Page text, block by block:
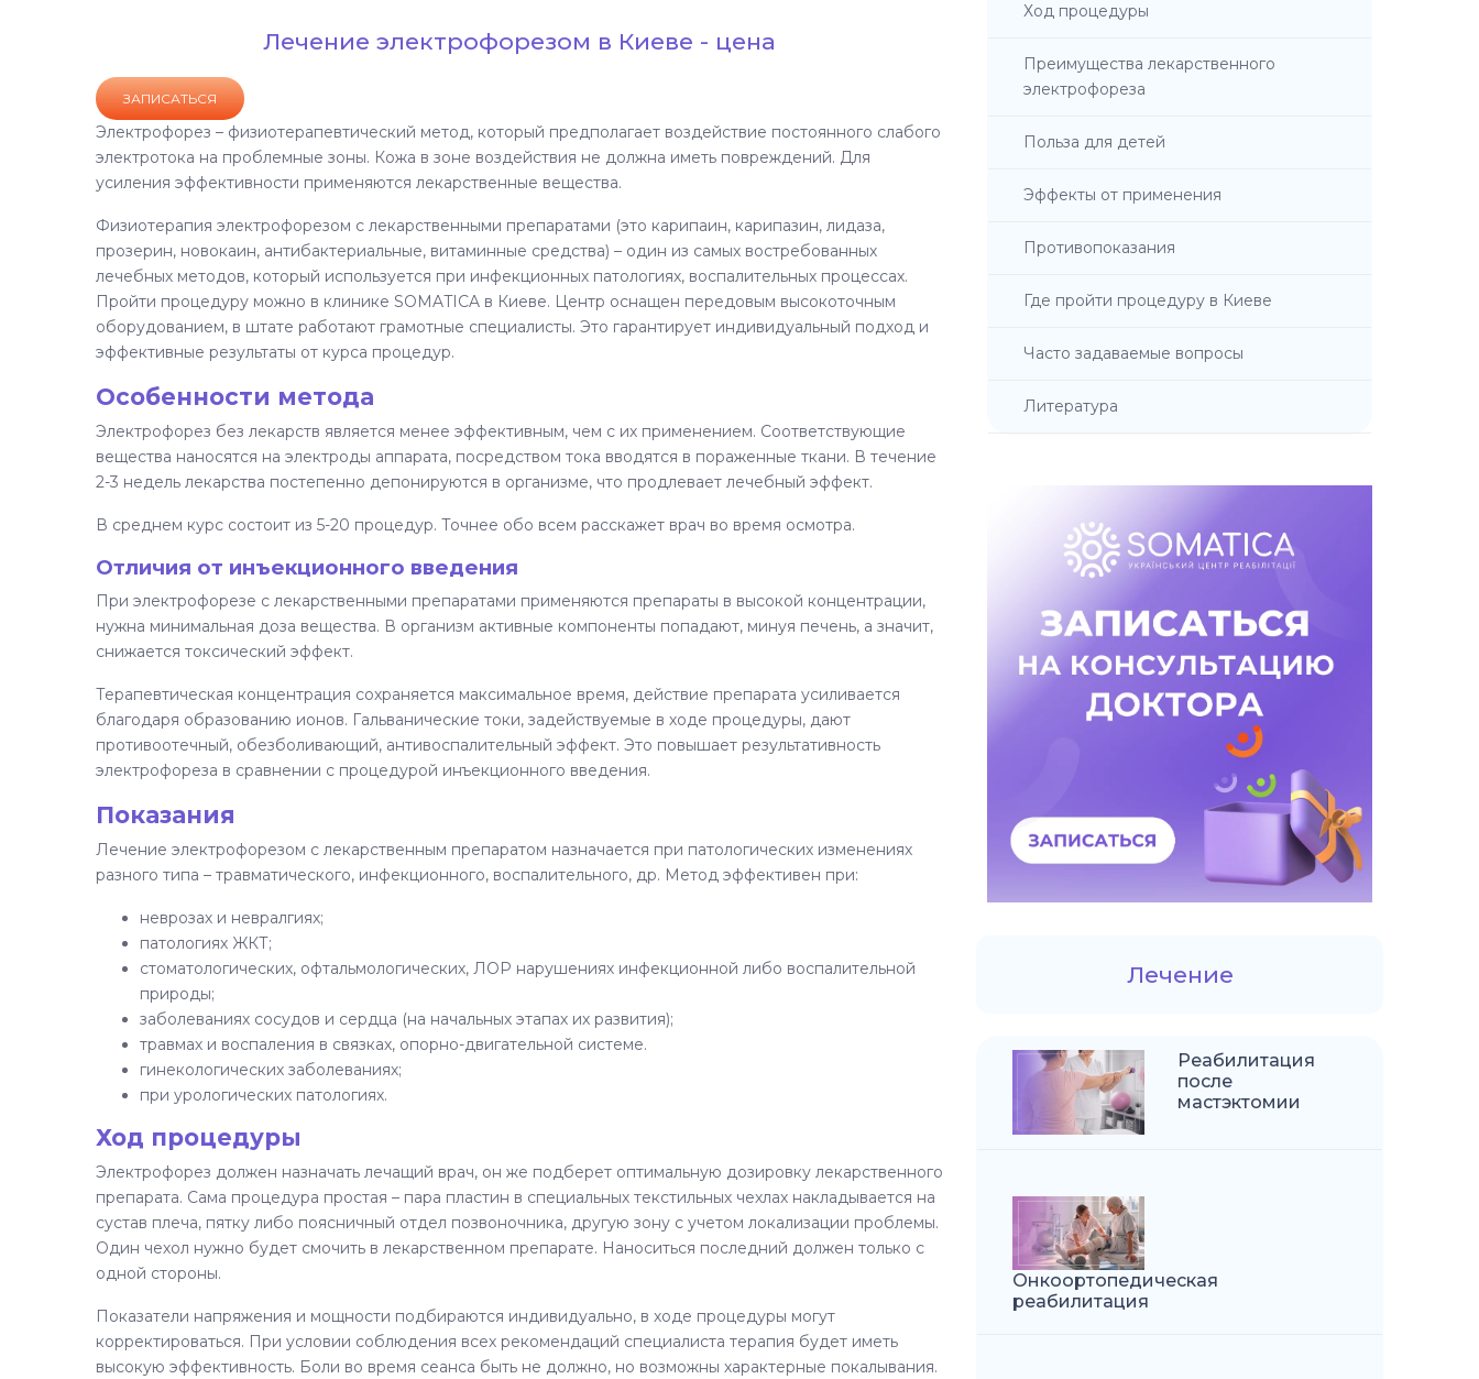
Лечение электрофорезом в Киеве - цена
ЗАПИСАТЬСЯ
Электрофорез – физиотерапевтический метод, который предполагает воздействие постоянного слабого
электротока на проблемные зоны. Кожа в зоне воздействия не должна иметь повреждений. Для
усиления эффективности применяются лекарственные вещества.
Физиотерапия электрофорезом с лекарственными препаратами (это карипаин, карипазин, лидаза,
прозерин, новокаин, антибактериальные, витаминные средства) – один из самых востребованных
лечебных методов, который используется при инфекционных патологиях, воспалительных процессах.
Пройти процедуру можно в клинике SOMATICA в Киеве. Центр оснащен передовым высокоточным
оборудованием, в штате работают грамотные специалисты. Это гарантирует индивидуальный подход и
эффективные результаты от курса процедур.
Особенности метода
Электрофорез без лекарств является менее эффективным, чем с их применением. Соответствующие
вещества наносятся на электроды аппарата, посредством тока вводятся в пораженные ткани. В течение
2-3 недель лекарства постепенно депонируются в организме, что продлевает лечебный эффект.
В среднем курс состоит из 5-20 процедур. Точнее обо всем расскажет врач во время осмотра.
Отличия от инъекционного введения
При электрофорезе с лекарственными препаратами применяются препараты в высокой концентрации,
нужна минимальная доза вещества. В организм активные компоненты попадают, минуя печень, а значит,
снижается токсический эффект.
Терапевтическая концентрация сохраняется максимальное время, действие препарата усиливается
благодаря образованию ионов. Гальванические токи, задействуемые в ходе процедуры, дают
противоотечный, обезболивающий, антивоспалительный эффект. Это повышает результативность
электрофореза в сравнении с процедурой инъекционного введения.
Показания
Лечение электрофорезом с лекарственным препаратом назначается при патологических изменениях
разного типа – травматического, инфекционного, воспалительного, др. Метод эффективен при:
неврозах и невралгиях;
патологиях ЖКТ;
стоматологических, офтальмологических, ЛОР нарушениях инфекционной либо воспалительной
природы;
заболеваниях сосудов и сердца (на начальных этапах их развития);
травмах и воспаления в связках, опорно-двигательной системе.
гинекологических заболеваниях;
при урологических патологиях.
Ход процедуры
Электрофорез должен назначать лечащий врач, он же подберет оптимальную дозировку лекарственного
препарата. Сама процедура простая – пара пластин в специальных текстильных чехлах накладывается на
сустав плеча, пятку либо поясничный отдел позвоночника, другую зону с учетом локализации проблемы.
Один чехол нужно будет смочить в лекарственном препарате. Наноситься последний должен только с
одной стороны.
Показатели напряжения и мощности подбираются индивидуально, в ходе процедуры могут
корректироваться. При условии соблюдения всех рекомендаций специалиста терапия будет иметь
высокую эффективность. Боли во время сеанса быть не должно, но возможны характерные покалывания.
Ход процедуры
Преимущества лекарственного
электрофореза
Польза для детей
Эффекты от применения
Противопоказания
Где пройти процедуру в Киеве
Часто задаваемые вопросы
Литература
Лечение
Реабилитация
после
мастэктомии
Онкоортопедическая
реабилитация